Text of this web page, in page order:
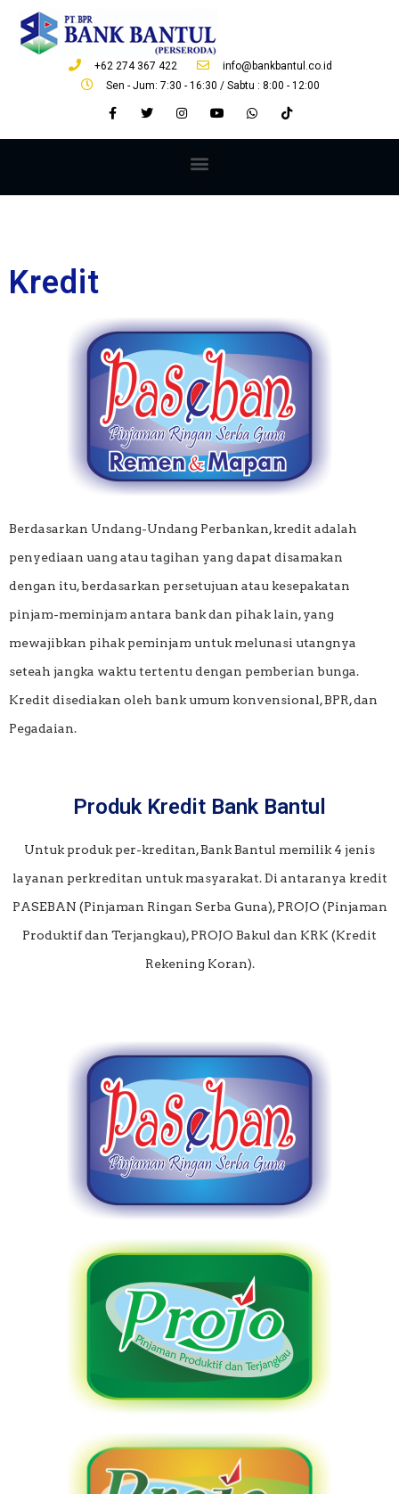
+62 274 367 422
info@bankbantul.co.id
Sen - Jum: 7:30 - 16:30 / Sabtu : 8:00 - 12:00
Kredit
Berdasarkan Undang-Undang Perbankan, kredit adalah
penyediaan uang atau tagihan yang dapat disamakan
dengan itu, berdasarkan persetujuan atau kesepakatan
pinjam-meminjam antara bank dan pihak lain, yang
mewajibkan pihak peminjam untuk melunasi utangnya
seteah jangka waktu tertentu dengan pemberian bunga.
Kredit disediakan oleh bank umum konvensional, BPR, dan
Pegadaian.
Produk Kredit Bank Bantul
Untuk produk per-kreditan, Bank Bantul memilik 4 jenis
layanan perkreditan untuk masyarakat. Di antaranya kredit
PASEBAN (Pinjaman Ringan Serba Guna), PROJO (Pinjaman
Produktif dan Terjangkau), PROJO Bakul dan KRK (Kredit
Rekening Koran).